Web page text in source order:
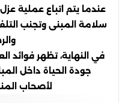
عندما يتم اتباع عملية
سلامة المبنى وتجنب
في النهاية، تظهر فوائد
جودة الحياة داخل
لأصحاب